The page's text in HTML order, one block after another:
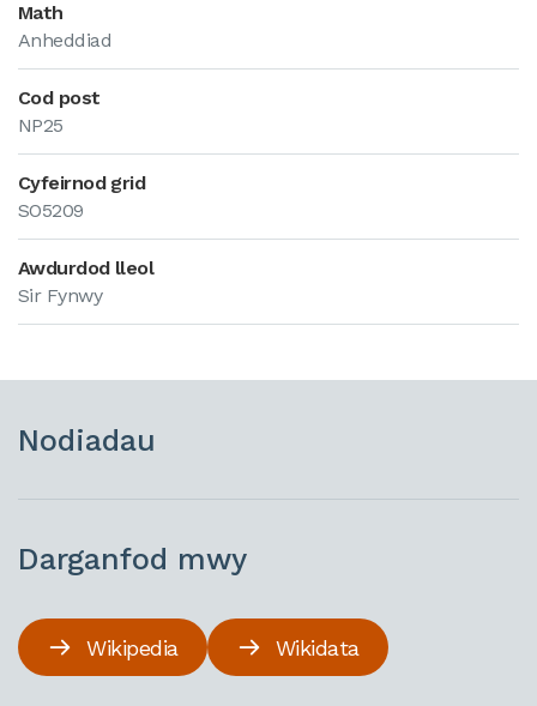
Math
Anheddiad
Cod post
NP25
Cyfeirnod grid
SO5209
Awdurdod lleol
Sir Fynwy
Nodiadau
Darganfod mwy
Wikipedia Wikidata